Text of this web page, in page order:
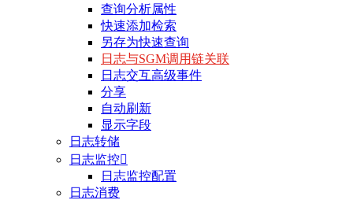
查询分析属性
快速添加检索
另存为快速查询
日志与SGM调用链关联
日志交互高级事件
分享
自动刷新
显示字段
日志转储
日志监控
日志监控配置
日志消费